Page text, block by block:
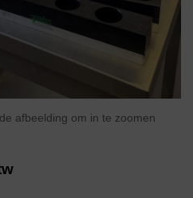
afbeelding om in te zoomen